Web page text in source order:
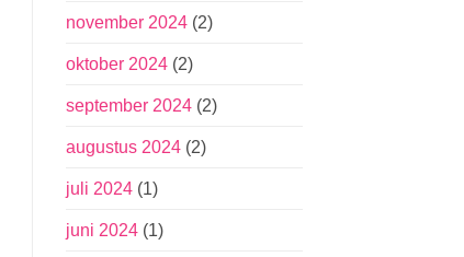
november 2024(2)
oktober 2024(2)
september 2024(2)
augustus 2024(2)
juli 2024(1)
juni 2024(1)